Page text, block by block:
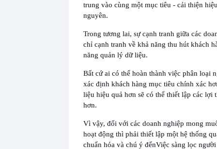
trung vào cùng một mục tiêu - cải thiện
nguyên.
Trong tương lai, sự cạnh tranh giữa các
chỉ cạnh tranh về khả năng thu hút khách
năng quản lý dữ liệu.
Bất cứ ai có thể hoàn thành việc phân loại
xác định khách hàng mục tiêu chính xác
liệu hiệu quả hơn sẽ có thể thiết lập các lợi
hơn.
Vì vậy, đối với các doanh nghiệp mong
hoạt động thì phải thiết lập một hệ thống
chuẩn hóa và chú ý đếnViệc sàng lọc